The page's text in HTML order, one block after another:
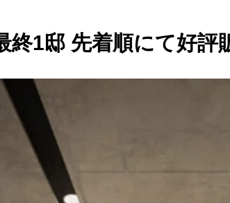
1邸 先着順にて好評